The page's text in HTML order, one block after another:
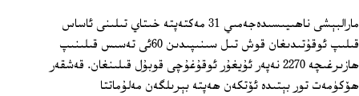
مارالبېشى ناھىيىسىدەجەمىي 31 مەكتەپتە خىتاي تىلىنى ئاساس
قىلىپ ئوقۇتىدىغان قوش تىل سىنىپىدىن 60ئى تەسىس قىلىنىپ
ھازىرغىچە 2270 نەپەر ئۇيغۇر ئوقۇغۇچى قوبۇل قىلىنغان. قەشقەر
ھۆكۈمەت تور بېتىدە ئۆتكەن ھەپتە بېرىلگەن مەلۇماتتا